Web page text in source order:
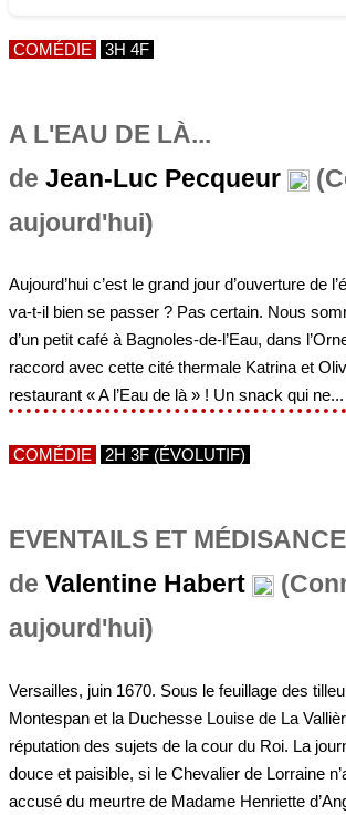
COMÉDIE 3H 4F
A L'EAU DE LÀ...
de Jean-Luc Pecqueur
aujourd'hui)
Aujourd’hui c’est le grand jour d’ouverture de
va-t-il bien se passer ? Pas certain. Nous
d’un petit café à Bagnoles-de-l’Eau, dans
raccord avec cette cité thermale Katrina et
restaurant « A l’Eau de là » ! Un snack qui ne...
COMÉDIE 2H 3F (ÉVOLUTIF)
EVENTAILS ET
de Valentine Habert
aujourd'hui)
Versailles, juin 1670. Sous le feuillage des
Montespan et la Duchesse Louise de La
réputation des sujets de la cour du Roi. La
douce et paisible, si le Chevalier de Lorraine
accusé du meurtre de Madame Henriette